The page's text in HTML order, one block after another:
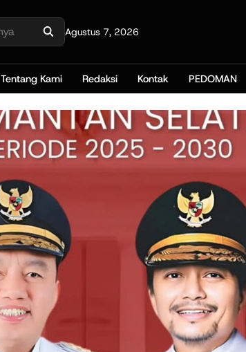
Agustus 7, 2026
Tentang Kami Redaksi Kontak PEDOMAN